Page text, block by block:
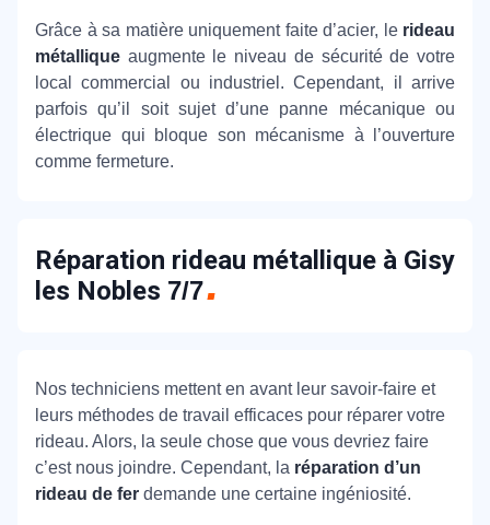
Grâce à sa matière uniquement faite d’acier, le rideau
métallique augmente le niveau de sécurité de votre
local commercial ou industriel. Cependant, il arrive
parfois qu’il soit sujet d’une panne mécanique ou
électrique qui bloque son mécanisme à l’ouverture
comme fermeture.
Réparation rideau métallique à Gisy
les Nobles 7/7
Nos techniciens mettent en avant leur savoir-faire et
leurs méthodes de travail efficaces pour réparer votre
rideau. Alors, la seule chose que vous devriez faire
c’est nous joindre. Cependant, la réparation d’un
rideau de fer demande une certaine ingéniosité.